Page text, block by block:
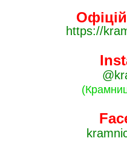
https://